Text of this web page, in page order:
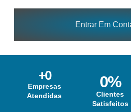
Entrar Em
+0
Empresas
Atendidas
0%
Clientes
Satisfeitos